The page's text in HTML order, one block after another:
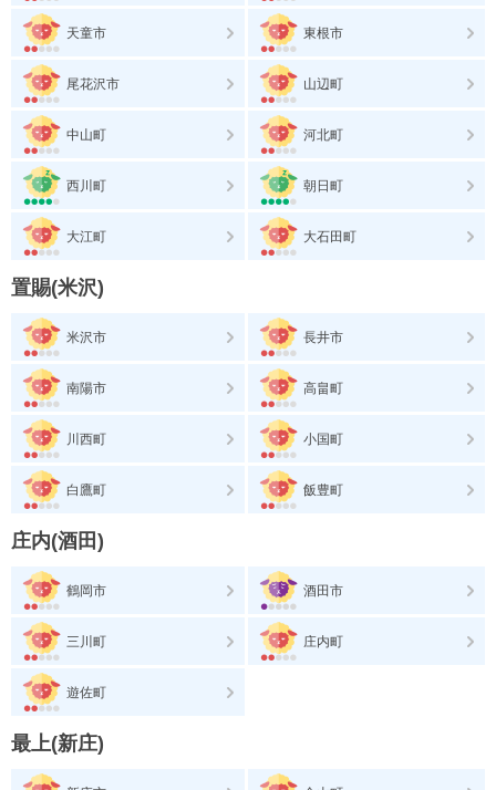
天童市 東根市
尾花沢市 山辺町
中山町 河北町
西川町 朝日町
大江町 大石田町
置賜(米沢)
米沢市 長井市
南陽市 高畠町
川西町 小国町
白鷹町 飯豊町
庄内(酒田)
鶴岡市 酒田市
三川町 庄内町
遊佐町
最上(新庄)